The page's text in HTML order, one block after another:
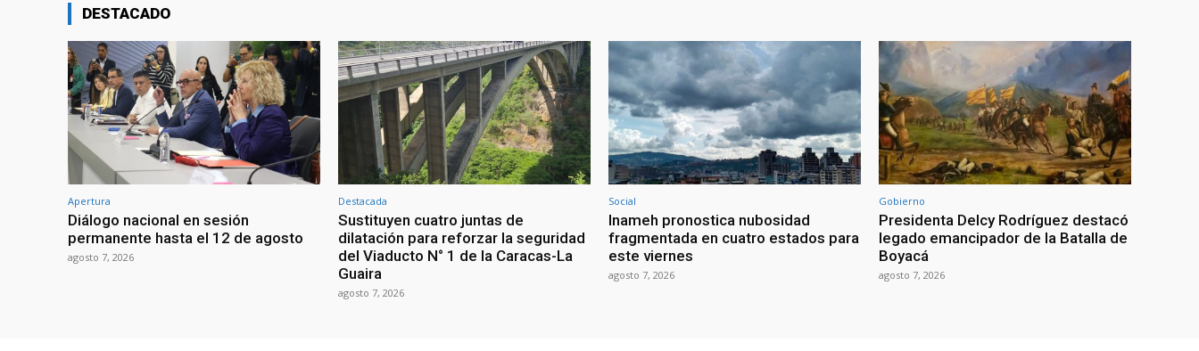
DESTACADO
Apertura
Diálogo nacional en sesión
permanente hasta el 12 de agosto
agosto 7, 2026
Destacada
Sustituyen cuatro juntas de
dilatación para reforzar la seguridad
del Viaducto N° 1 de la Caracas-La
Guaira
agosto 7, 2026
Social
Inameh pronostica nubosidad
fragmentada en cuatro estados para
este viernes
agosto 7, 2026
Gobierno
Presidenta Delcy Rodríguez destacó
legado emancipador de la Batalla de
Boyacá
agosto 7, 2026